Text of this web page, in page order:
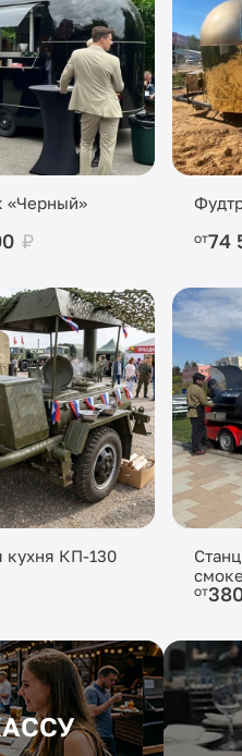
«Черный»
₽ от74
кухня КП-130
от